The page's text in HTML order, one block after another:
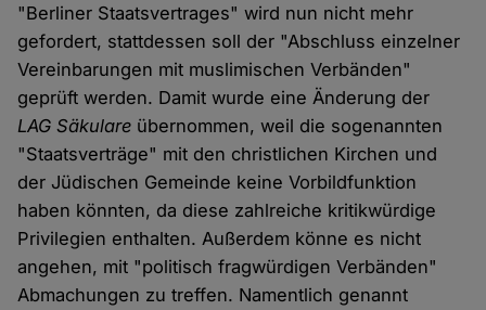
"Berliner Staatsvertrages" wird nun nicht mehr
gefordert, stattdessen soll der "Abschluss einzelner
Vereinbarungen mit muslimischen Verbänden"
geprüft werden. Damit wurde eine Änderung der
LAG Säkulare übernommen, weil die sogenannten
"Staatsverträge" mit den christlichen Kirchen und
der Jüdischen Gemeinde keine Vorbildfunktion
haben könnten, da diese zahlreiche kritikwürdige
Privilegien enthalten. Außerdem könne es nicht
angehen, mit "politisch fragwürdigen Verbänden"
Abmachungen zu treffen. Namentlich genannt